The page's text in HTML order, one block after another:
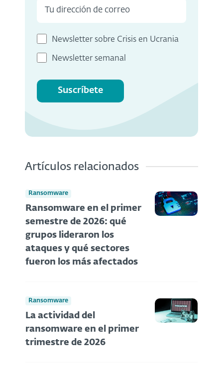
Newsletter sobre Crisis en Ucrania
Newsletter semanal
Suscríbete
Artículos relacionados
Ransomware
Ransomware en el primer
semestre de 2026: qué
grupos lideraron los
ataques y qué sectores
fueron los más afectados
Ransomware
La actividad del
ransomware en el primer
trimestre de 2026